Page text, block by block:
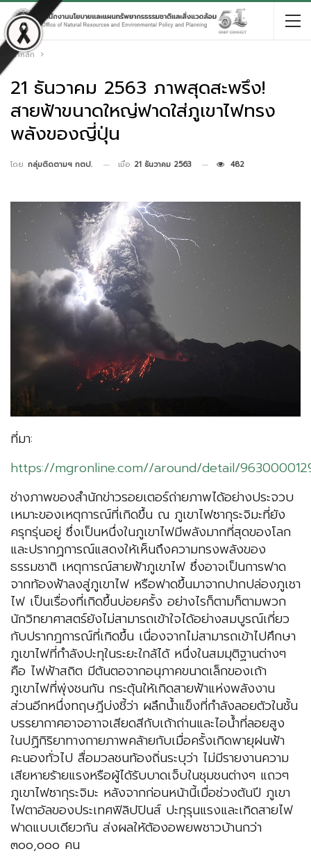
หน้าหลัก
21 ธันวาคม 2563 ภาพสุดสะพรึง!
สายฟ้าขนาดใหญ่ฟาดใส่ภูเขาไฟทรง
พลังของญี่ปุ่น
โดย กลุ่มติดตามฯ กตป. เมื่อ 21 ธันวาคม 2563 482
ที่มา:
https://mgronline.com//around/detail/
ช่างภาพของสำนักข่าวรอยเตอร์ถ่ายภาพได้อย่างประจวบ
เหมาะของเหตุการณ์ที่เกิดขึ้น ณ ภูเขาไฟซากุระจิมะที่ยัง
ครุกรุ่นอยู่ ซึ่งเป็นหนึ่งในภูเขาไฟมีพลังมากที่สุดของโลก
และปรากฏการณ์แสดงให้เห็นถึงความทรงพลังของ
ธรรมชาติ เหตุการณ์สายฟ้าภูเขาไฟ ซึ่งอาจเป็นการฟาด
จากท้องฟ้าลงสู่ภูเขาไฟ หรือฟาดขึ้นมาจากปากปล่องภูเชา
ไฟ เป็นเรื่องที่เกิดขึ้นบ่อยครั้ง อย่างไรก็ตามก็ตามพวก
นักวิทยาศาสตร์ยังไม่สามารถเข้าใจได้อย่างสมบูรณ์เกี่ยว
กับปรากฎการณ์ที่เกิดขึ้น เนื่องจากไม่สามารถเข้าไปศึกษา
ภูเขาไฟที่กำลังปะทุในระยะใกล้ได้ หนึ่งในสมมุติฐานต่างๆ
คือ ไฟฟ้าสถิต มีต้นตอจากอนุภาคขนาดเล็กของเถ้า
ภูเขาไฟที่พุ่งชนกัน กระตุ้นให้เกิดสายฟ้าแห่งพลังงาน
ส่วนอีกหนึ่งทฤษฎีบ่งชี้ว่า ผลึกน้ำแข็งที่กำลังลอยตัวในชั้น
บรรยากาศอาจอาาจเสียดสีกับเถ้าถ่านและไอน้ำที่ลอยสูง
ในปฏิกิริยาทางกายภาพคล้ายกับเมื่อครั้งเกิดพายุฝนฟ้า
คะนองทั่วไป สื่อมวลชนท้องถิ่นระบุว่า ไม่มีรายงานความ
เสียหายร้ายแรงหรือผู้ได้รับบาดเจ็บในชุมชนต่างๆ แถวๆ
ภูเขาไฟซากุระจิมะ หลังจากก่อนหน้านี้เมื่อช่วงต้นปี ภูเขา
ไฟตาอัลของประเทศฟิลิปปินส์ ปะทุรุนแรงและเกิดสายไฟ
ฟาดแบบเดียวกัน ส่งผลให้ต้องอพยพชาวบ้านกว่า
๓๐๐,๐๐๐ คน